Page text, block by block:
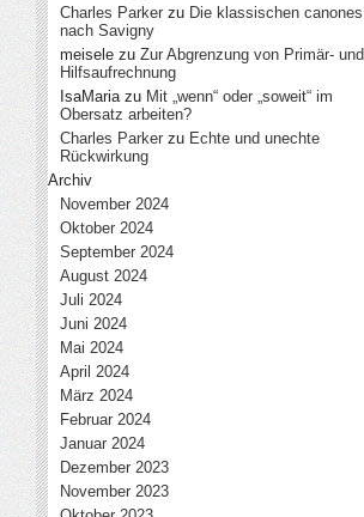
Charles Parker zu Die klassischen canones
nach Savigny
meisele zu Zur Abgrenzung von Primär- und
Hilfsaufrechnung
IsaMariazu Mit „wenn“ oder „soweit“ im
Obersatz arbeiten?
Charles Parker zu Echte und unechte
Rückwirkung
Archiv
November 2024
Oktober 2024
September 2024
August 2024
Juli 2024
Juni 2024
Mai 2024
April 2024
März 2024
Februar 2024
Januar 2024
Dezember 2023
November 2023